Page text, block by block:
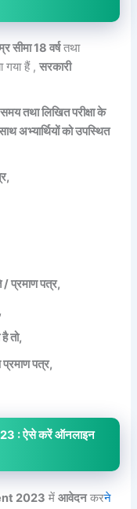
सीमा 18 वर्षतथा
गया हैं ,सरकारी
तथा लिखित परीक्षा के
अभ्यार्थियों को उपस्थित
/ प्रमाण पत्र,
तो,
प्रमाण पत्र,
: ऐसे करें ऑनलाइन
2023 मेंआवेदनकरने